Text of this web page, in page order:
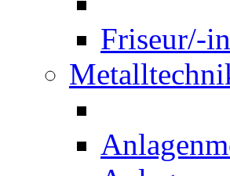
Friseur/-in